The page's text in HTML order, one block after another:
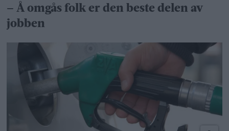
– Å omgås folk er den beste delen av
jobben